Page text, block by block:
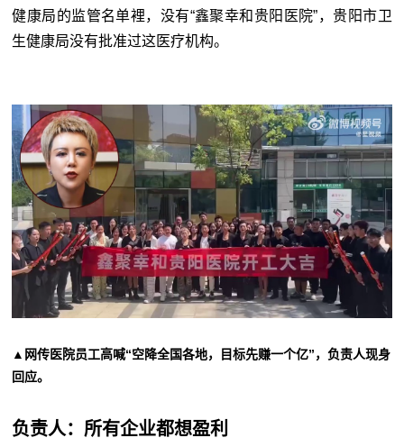
健康局的监管名单裡，没有“鑫聚幸和贵阳医院”，贵阳市卫
生健康局没有批准过这医疗机构。
▲网传医院员工高喊“空降全国各地，目标先赚一个亿”，负责人现身
回应。
负责人：所有企业都想盈利